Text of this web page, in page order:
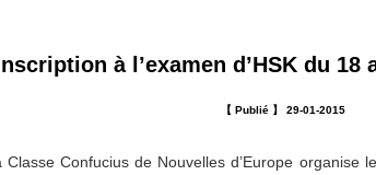
à l’examen d’HSK du
【 Publié 】 29-01-2015
Classe Confucius de Nouvelles d’Europe organise